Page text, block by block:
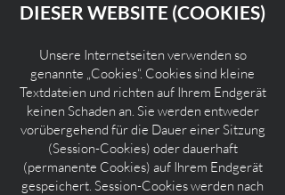
DIESER WEBSITE (COOKIES)
Unsere Internetseiten verwenden so
genannte „Cookies“. Cookies sind kleine
Textdateien und richten auf Ihrem Endgerät
keinen Schaden an. Sie werden entweder
vorübergehend für die Dauer einer Sitzung
(Session-Cookies) oder dauerhaft
(permanente Cookies) auf Ihrem Endgerät
gespeichert. Session-Cookies werden nach